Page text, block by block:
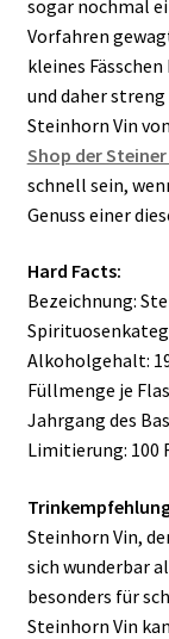
sogar nochmal
Vorfahren
kleines
und daher
Steinhorn Vin von
Shop der Steiner
schnell sein,
Genuss einer
Hard Facts:
Bezeichnung:
Alkoholgehalt:
Füllmenge je
Jahrgang des
Limitierung: 100
Steinhorn Vin,
sich wunderbar
besonders für
Steinhorn Vin